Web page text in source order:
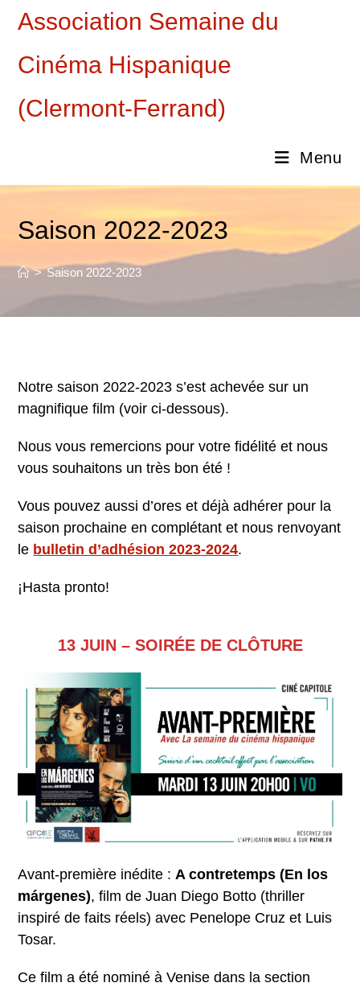
Association Semaine du
Cinéma Hispanique
(Clermont-Ferrand)
Menu
Saison 2022-2023
> Saison 2022-2023
Notre saison 2022-2023 s’est achevée sur un
magnifique film (voir ci-dessous).
Nous vous remercions pour votre fidélité et nous
vous souhaitons un très bon été !
Vous pouvez aussi d’ores et déjà adhérer pour la
saison prochaine en complétant et nous renvoyant
le bulletin d’adhésion 2023-2024.
¡Hasta pronto!
13 JUIN – SOIRÉE DE CLÔTURE
Avant-première inédite :A contretemps (En los
márgenes), film de Juan Diego Botto (thriller
inspiré de faits réels) avec Penelope Cruz et Luis
Tosar.
Ce film a été nominé à Venise dans la section